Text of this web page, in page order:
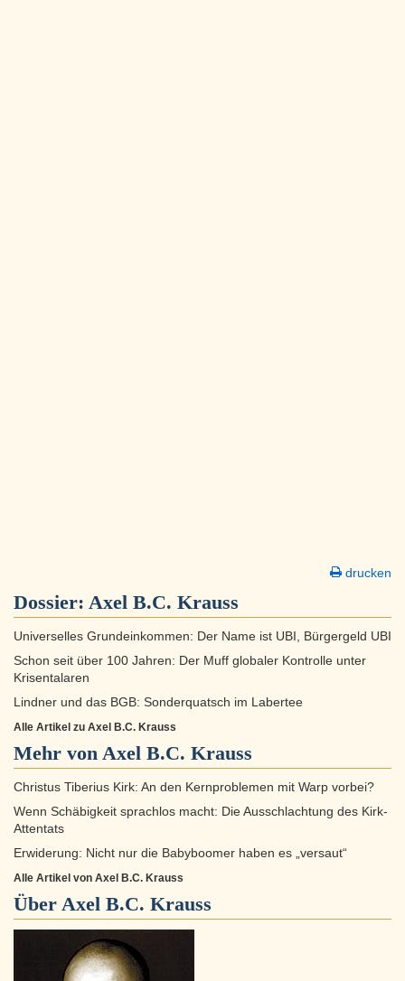
drucken
Dossier: Axel B.C. Krauss
Universelles Grundeinkommen: Der Name ist UBI, Bürgergeld UBI
Schon seit über 100 Jahren: Der Muff globaler Kontrolle unter
Krisentalaren
Lindner und das BGB: Sonderquatsch im Labertee
Alle Artikel zu Axel B.C. Krauss
Mehr von Axel B.C. Krauss
Christus Tiberius Kirk: An den Kernproblemen mit Warp vorbei?
Wenn Schäbigkeit sprachlos macht: Die Ausschlachtung des Kirk-
Attentats
Erwiderung: Nicht nur die Babyboomer haben es „versaut“
Alle Artikel von Axel B.C. Krauss
Über Axel B.C. Krauss